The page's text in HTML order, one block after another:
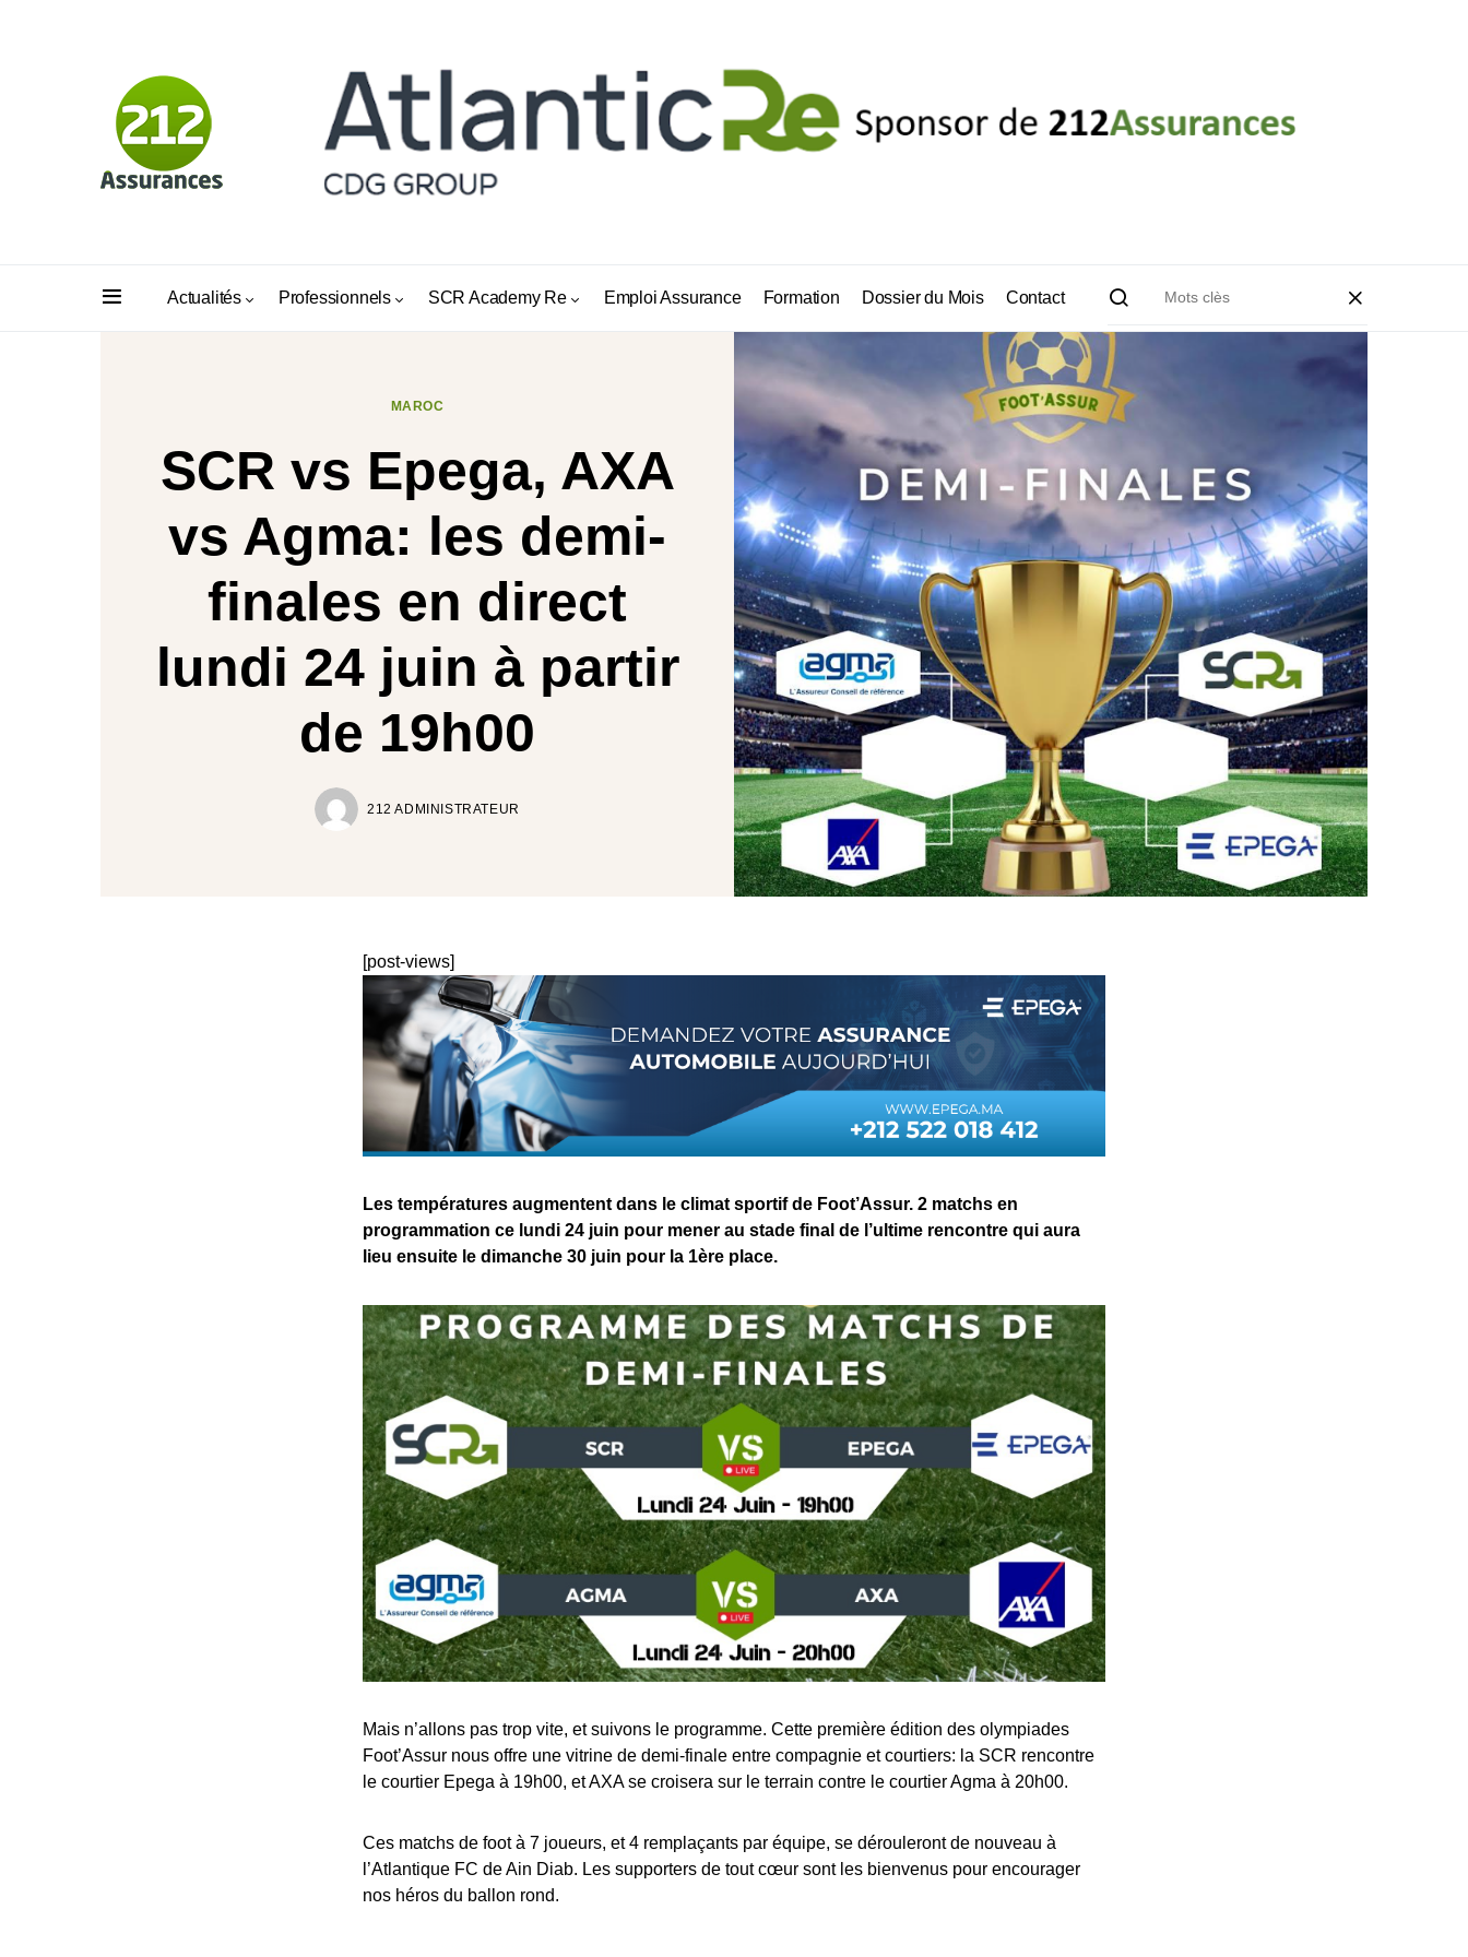
Actualités Professionnels SCR Academy Re Emploi Assurance Formation Dossier du Mois Contact
MAROC
SCR vs Epega, AXA
vs Agma: les demi-
finales en direct
lundi 24 juin à partir
de 19h00
212 ADMINISTRATEUR
[post-views]
Les températures augmentent dans le climat sportif de Foot’Assur. 2 matchs en
programmation ce lundi 24 juin pour mener au stade final de l’ultime rencontre qui aura
lieu ensuite le dimanche 30 juin pour la 1ère place.
Mais n’allons pas trop vite, et suivons le programme. Cette première édition des olympiades
Foot’Assur nous offre une vitrine de demi-finale entre compagnie et courtiers: la SCR rencontre
le courtier Epega à 19h00, et AXA se croisera sur le terrain contre le courtier Agma à 20h00.
Ces matchs de foot à 7 joueurs, et 4 remplaçants par équipe, se dérouleront de nouveau à
l’Atlantique FC de Ain Diab. Les supporters de tout cœur sont les bienvenus pour encourager
nos héros du ballon rond.